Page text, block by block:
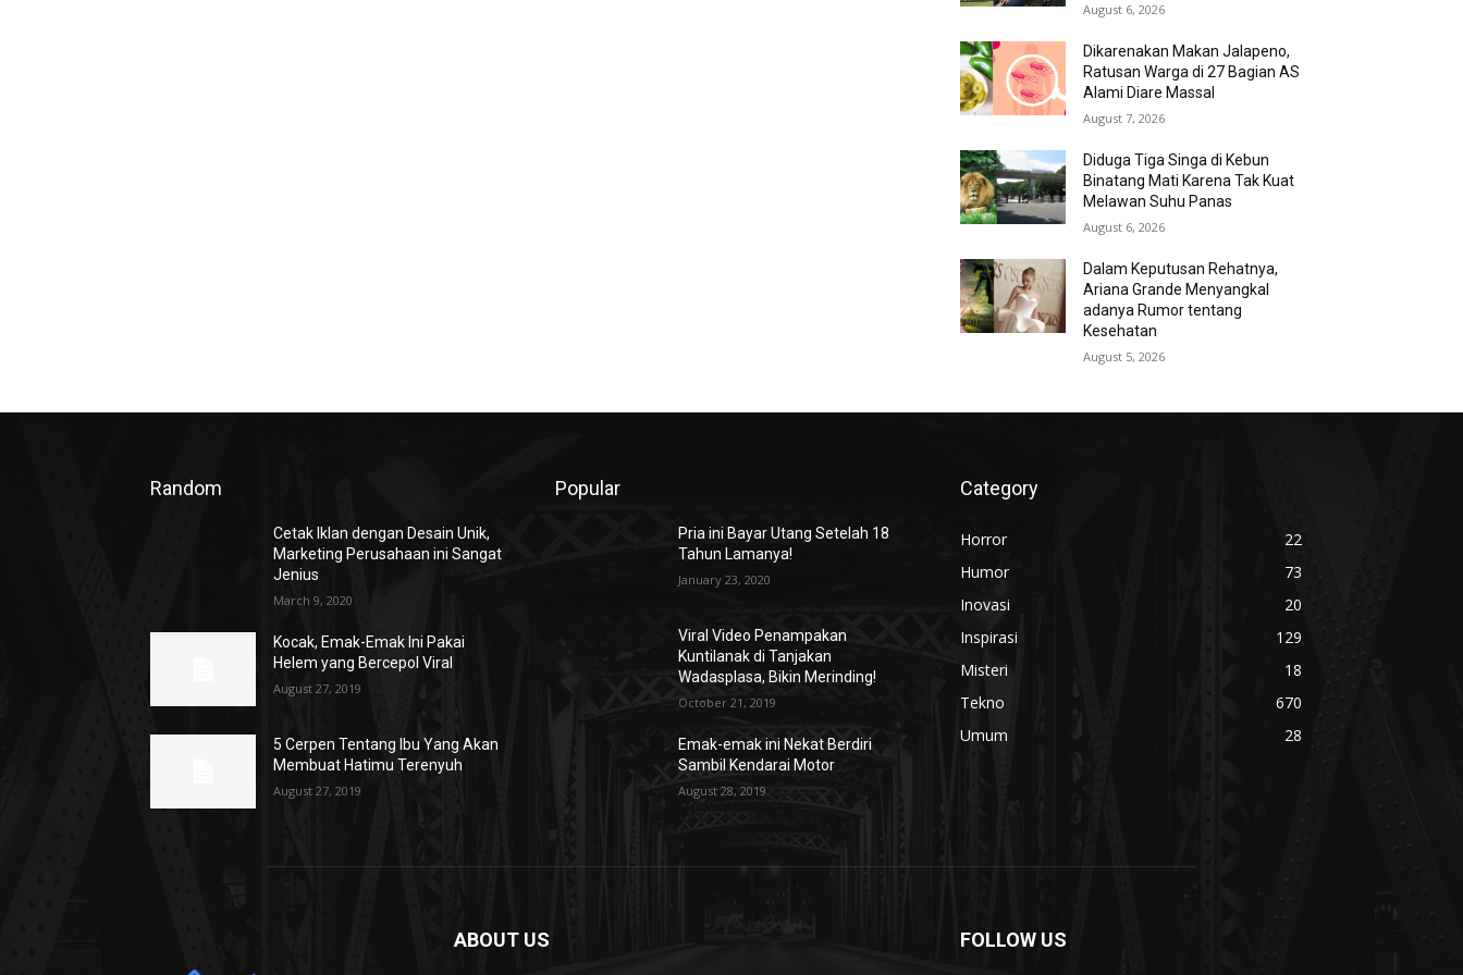
August 6, 2026
Dikarenakan Makan Jalapeno,
Ratusan Warga di 27 Bagian AS
Alami Diare Massal
August 7, 2026
Diduga Tiga Singa di Kebun
Binatang Mati Karena Tak Kuat
Melawan Suhu Panas
August 6, 2026
Dalam Keputusan Rehatnya,
Ariana Grande Menyangkal
adanya Rumor tentang
Kesehatan
August 5, 2026
Random
Cetak Iklan dengan Desain Unik,
Marketing Perusahaan ini Sangat
Jenius
March 9, 2020
Kocak, Emak-Emak Ini Pakai
Helem yang Bercepol Viral
August 27, 2019
5 Cerpen Tentang Ibu Yang Akan
Membuat Hatimu Terenyuh
August 27, 2019
Popular
Pria ini Bayar Utang Setelah 18
Tahun Lamanya!
January 23, 2020
Viral Video Penampakan
Kuntilanak di Tanjakan
Wadasplasa, Bikin Merinding!
October 21, 2019
Emak-emak ini Nekat Berdiri
Sambil Kendarai Motor
August 28, 2019
Category
Horror
22
Humor
73
Inovasi
20
Inspirasi
129
Misteri
18
Tekno
670
Umum
28
ABOUT US FOLLOW US